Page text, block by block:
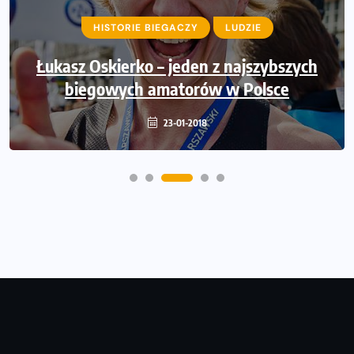
HISTORIE BIEGACZY LUDZIE
Łukasz Oskierko – jeden z najszybszych
biegowych amatorów w Polsce
23-01-2018
ARCHIWUM MAGAZYNU BIEGANIE CZYTELNIA
Biegowy Nowy Rok? Rozpocznij
prenumeratę Miesięcznika BIEGANIE!
05-01-2018